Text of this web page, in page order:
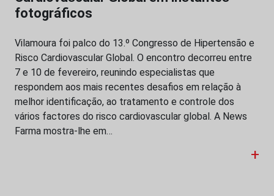
fotográficos
Vilamoura foi palco do 13.º Congresso de Hipertensão e
Risco Cardiovascular Global. O encontro decorreu entre
7 e 10 de fevereiro, reunindo especialistas que
respondem aos mais recentes desafios em relação à
melhor identificação, ao tratamento e controle dos
vários factores do risco cardiovascular global. A News
Farma mostra-lhe em…
+